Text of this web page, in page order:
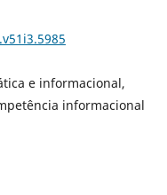
e informacional,
informacional